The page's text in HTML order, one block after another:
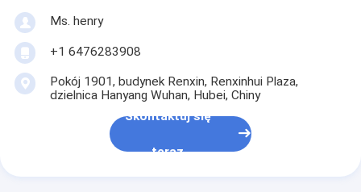
Ms. henry
+1 6476283908
Pokój 1901, budynek Renxin, Renxinhui Plaza,
dzielnica Hanyang Wuhan, Hubei, Chiny
Skontaktuj się
teraz